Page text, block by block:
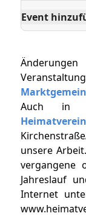
Event
Auch in
unsere
vergangene
Jahreslauf
Internet